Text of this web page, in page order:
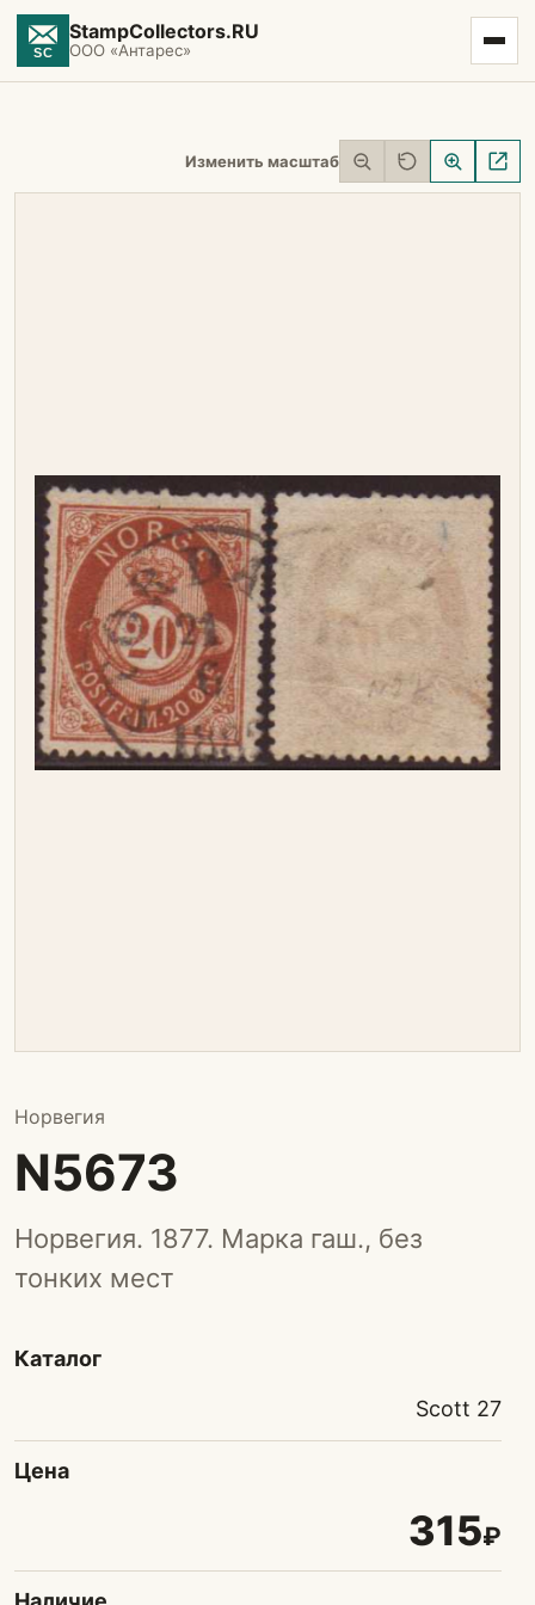
StampCollectors.RU
ООО «Антарес»
Изменить масштаб
Норвегия
N5673
Норвегия. 1877. Марка гаш., без
тонких мест
Каталог
Scott 27
Цена
315₽